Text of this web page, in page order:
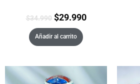
$34.990 $29.990
Añadir al carrito